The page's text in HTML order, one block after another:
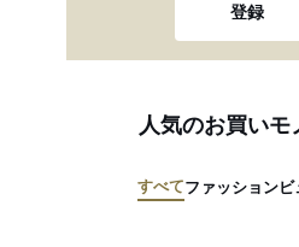
登録
人気のお買いモ
すべてファッションビ